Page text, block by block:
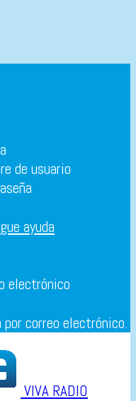
de usuario
ayuda
electrónico
correo electrónico.
VIVA RADIO